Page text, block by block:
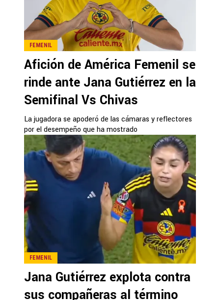
FEMENIL
Afición de América Femenil se
rinde ante Jana Gutiérrez en la
Semifinal Vs Chivas
La jugadora se apoderó de las cámaras y reflectores
por el desempeño que ha mostrado
FEMENIL
Jana Gutiérrez explota contra
sus compañeras al término